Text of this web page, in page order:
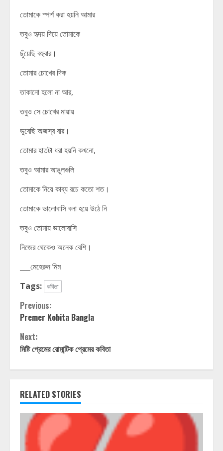
তোমাকে স্পর্শ করা হয়নি আমার
তবুও হৃদয় দিয়ে তোমাকে
ছুঁয়েছি বহুবার।
তোমার চোখের দিক
তাকানো হলো না আর,
তবুও সে চোখের মায়ায়
ডুবেছি অজস্র বার।
তোমার হাতটা ধরা হয়নি কখনো,
তবুও আমার আঙুলগুলি
তোমাকে নিয়ে কাব্য রচে কতো শত।
তোমাকে ভালোবাসি বলা হয়ে উঠে নি
তবুও তোমায় ভালোবাসি
নিজের থেকেও অনেক বেশি।
___মেহেরুন মিম
Tags: কবিতা
Continue
Reading
Previous:
Premer Kobita Bangla
Next:
মিষ্টি প্রেমের রোমান্টিক প্রেমের কবিতা
RELATED STORIES